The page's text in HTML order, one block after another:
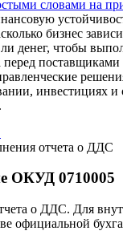
словами на
бизнес
денег, чтобы
перед
инвестициях и
отчета о ДДС
ОКУД 0710005
о ДДС. Для
официальной